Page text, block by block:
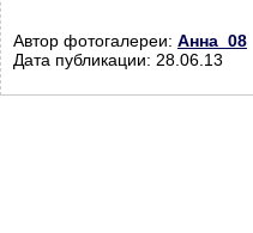
Автор фотогалереи: Анна_08
Дата публикации: 28.06.13